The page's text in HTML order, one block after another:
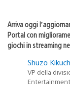
Arriva oggi
Portal con
giochi in streaming
Shuzo
VP della
Entertainment